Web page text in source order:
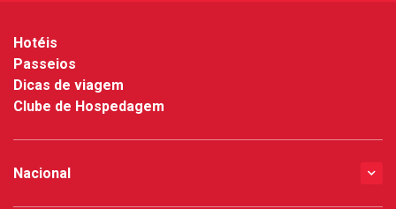
Hotéis
Passeios
Dicas de viagem
Clube de Hospedagem
Nacional